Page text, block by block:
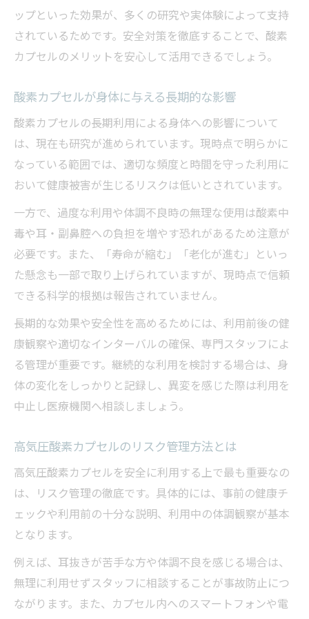
ップといった効果が、多くの研究や実体験によって支持
されているためです。安全対策を徹底することで、酸素
カプセルのメリットを安心して活用できるでしょう。
酸素カプセルが身体に与える長期的な影響
酸素カプセルの長期利用による身体への影響について
は、現在も研究が進められています。現時点で明らかに
なっている範囲では、適切な頻度と時間を守った利用に
おいて健康被害が生じるリスクは低いとされています。
一方で、過度な利用や体調不良時の無理な使用は酸素中
毒や耳・副鼻腔への負担を増やす恐れがあるため注意が
必要です。また、「寿命が縮む」「老化が進む」といっ
た懸念も一部で取り上げられていますが、現時点で信頼
できる科学的根拠は報告されていません。
長期的な効果や安全性を高めるためには、利用前後の健
康観察や適切なインターバルの確保、専門スタッフによ
る管理が重要です。継続的な利用を検討する場合は、身
体の変化をしっかりと記録し、異変を感じた際は利用を
中止し医療機関へ相談しましょう。
高気圧酸素カプセルのリスク管理方法とは
高気圧酸素カプセルを安全に利用する上で最も重要なの
は、リスク管理の徹底です。具体的には、事前の健康チ
ェックや利用前の十分な説明、利用中の体調観察が基本
となります。
例えば、耳抜きが苦手な方や体調不良を感じる場合は、
無理に利用せずスタッフに相談することが事故防止につ
ながります。また、カプセル内へのスマートフォンや電